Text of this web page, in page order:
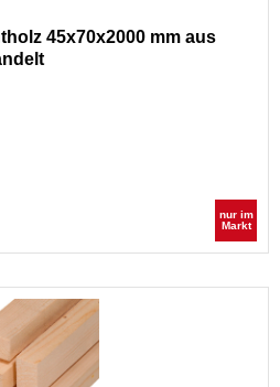
45x70x2000 mm aus
nur im
Markt